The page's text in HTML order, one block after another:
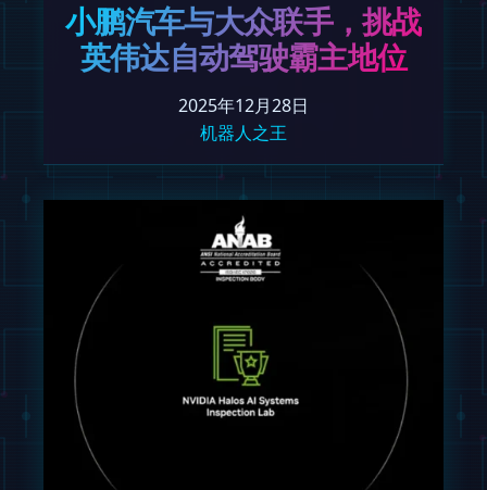
小鹏汽车与大众联手，挑战
英伟达自动驾驶霸主地位
2025年12月28日
机器人之王